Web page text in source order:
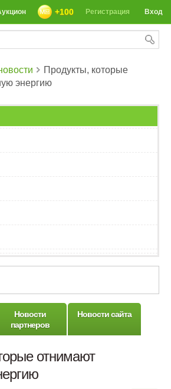
Вход
Регистрация
+100
Продукты, которые
энергию
Новости
партнеров
Новости сайта
отнимают